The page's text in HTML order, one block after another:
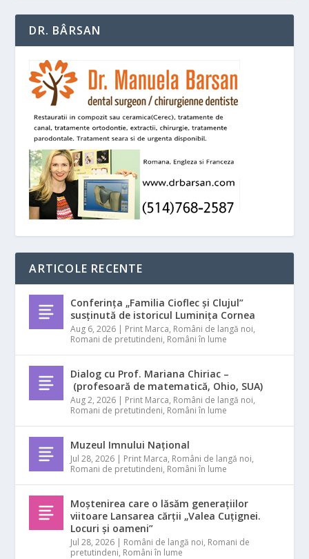
DR. BÂRSAN
ARTICOLE RECENTE
Conferința „Familia Cioflec și Clujul”
susținută de istoricul Luminița Cornea
Aug 6, 2026 | Print Marca, Români de langă noi,
Romani de pretutindeni, Români în lume
Dialog cu Prof. Mariana Chiriac –
(profesoară de matematică, Ohio, SUA)
Aug 2, 2026 | Print Marca, Români de langă noi,
Romani de pretutindeni, Români în lume
Muzeul Imnului Național
Jul 28, 2026 | Print Marca, Români de langă noi,
Romani de pretutindeni, Români în lume
Moștenirea care o lăsăm generațiilor
viitoare Lansarea cărții „Valea Cuțignei.
Locuri și oameni”
Jul 28, 2026 | Români de langă noi, Romani de
pretutindeni, Români în lume